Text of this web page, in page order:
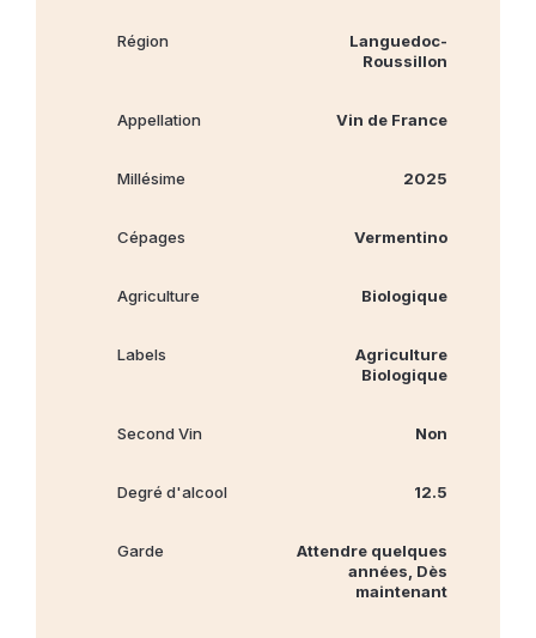
Région
Languedoc-
Roussillon
Appellation Vin de France
Millésime 2025
Cépages Vermentino
Agriculture Biologique
Labels
Agriculture
Biologique
Second Vin Non
Degré d'alcool 12.5
Garde
Attendre quelques
années, Dès
maintenant